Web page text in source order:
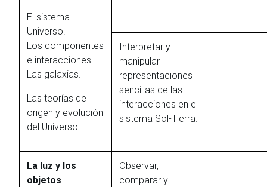
El sistema
Universo.
Los componentes
e interacciones.
Las galaxias.
Las teorías de
origen y evolución
del Universo.
Interpretar y
manipular
representaciones
sencillas de las
interacciones en el
sistema Sol-Tierra.
La luz y los
objetos
Observar,
comparar y